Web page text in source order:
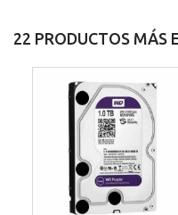
22 PRODUCTOS MÁS